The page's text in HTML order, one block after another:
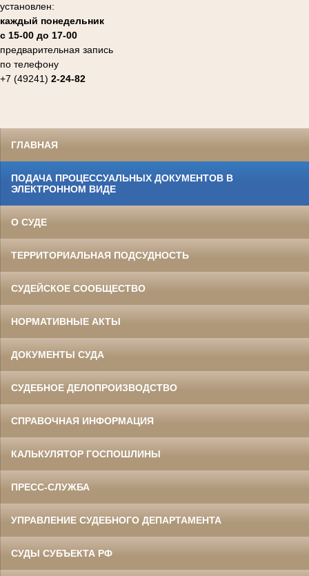
установлен:
каждый понедельник
с 15-00 до 17-00
предварительная запись
по телефону
+7 (49241) 2-24-82
ГЛАВНАЯ
ПОДАЧА ПРОЦЕССУАЛЬНЫХ ДОКУМЕНТОВ В
ЭЛЕКТРОННОМ ВИДЕ
О СУДЕ
ТЕРРИТОРИАЛЬНАЯ ПОДСУДНОСТЬ
СУДЕЙСКОЕ СООБЩЕСТВО
НОРМАТИВНЫЕ АКТЫ
ДОКУМЕНТЫ СУДА
СУДЕБНОЕ ДЕЛОПРОИЗВОДСТВО
СПРАВОЧНАЯ ИНФОРМАЦИЯ
КАЛЬКУЛЯТОР ГОСПОШЛИНЫ
ПРЕСС-СЛУЖБА
УПРАВЛЕНИЕ СУДЕБНОГО ДЕПАРТАМЕНТА
СУДЫ СУБЪЕКТА РФ